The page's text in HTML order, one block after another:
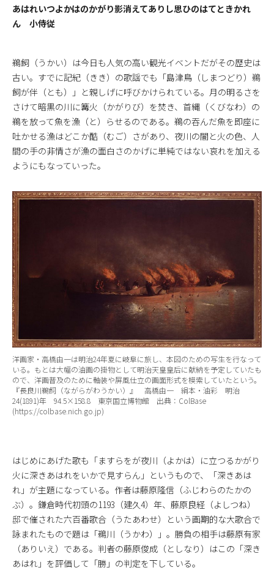
あはれいつよかはのかがり影消えてありし思ひのはてときかれ
ん 小侍従
鵜飼（うかい）は今日も人気の高い観光イベントだがその歴史は
古い。すでに記紀（きき）の歌謡でも「島津鳥（しまつどり）鵜
飼が伴（とも）」と親しげに呼びかけられている。月の明るさを
さけて暗黒の川に篝火（かがりび）を焚き、首縄（くびなわ）の
鵜を放って魚を漁（と）らせるのである。鵜の吞んだ魚を即座に
吐かせる漁はどこか酷（むご）さがあり、夜川の闇と火の色、人
間の手の非情さが漁の面白さのかげに単純ではない哀れを加える
ようにもなっていった。
洋画家・高橋由一は明治24年夏に岐阜に旅し、本図のための写生を行なって
いる。もとは大幅の油画の掛物として明治天皇皇后に献納を予定していたも
ので、洋画普及のために軸装や屏風仕立の画面形式を模索していたという。
『長良川鵜飼（ながらがわうかい）』 高橋由一 絹本・油彩 明治
24(1891)年 94.5×158.8 東京国立博物館 出典：ColBase
(https://colbase.nich.go.jp)
はじめにあげた歌も「ますらをが夜川（よかは）に立つるかがり
火に深きあはれをいかで見すらん」というもので、「深きあは
れ」が主題になっている。作者は藤原隆信（ふじわらのたかの
ぶ）。鎌倉時代初頭の1193（建久4）年、藤原良経（よしつね）
邸で催された六百番歌合（うたあわせ）という画期的な大歌合で
詠まれたもので題は「鵜川（うかわ）」。勝負の相手は藤原有家
（ありいえ）である。判者の藤原俊成（としなり）はこの「深き
あはれ」を評価して「勝」の判定を下している。